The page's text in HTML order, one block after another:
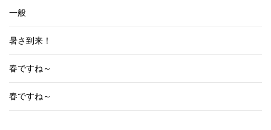
一般
暑さ到来！
春ですね～
春ですね～